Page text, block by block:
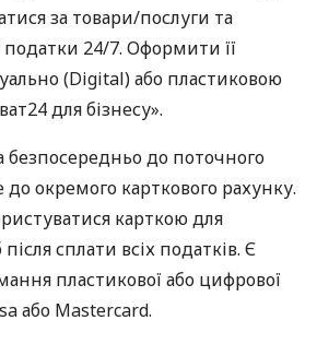
за товари/послуги та
24/7. Оформити її
(Digital) або пластиковою
для бізнесу».
безпосередньо до поточного
окремого карткового рахунку.
карткою для
сплати всіх податків. Є
пластикової або цифрової
або Mastercard.